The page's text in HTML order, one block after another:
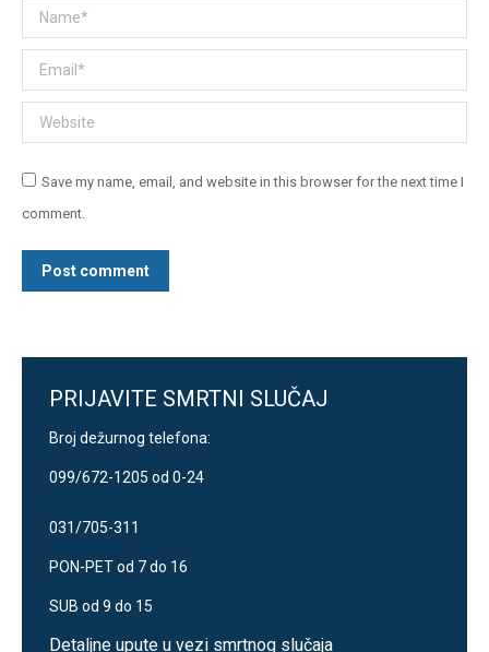
Name *
Email *
Website
Save my name, email, and website in this browser for the next time I
comment.
Post comment
PRIJAVITE SMRTNI SLUČAJ
Broj dežurnog telefona:
099/672-1205 od 0-24
031/705-311
PON-PET od 7 do 16
SUB od 9 do 15
Detaljne upute u vezi smrtnog slučaja